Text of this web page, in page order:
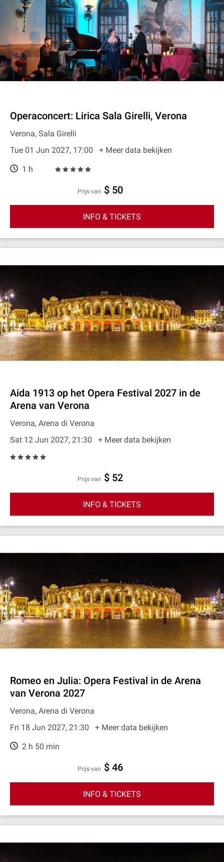
Operaconcert: Lirica Sala Girelli, Verona
Verona, Sala Girelli
Tue 01 Jun 2027, 17:00
+ Meer data bekijken
1 h
prijs van $ 50
INFO & TICKETS
Aida 1913 op het Opera Festival 2027 in de
Arena van Verona
Verona, Arena di Verona
Sat 12 Jun 2027, 21:30
+ Meer data bekijken
prijs van $ 52
INFO & TICKETS
Romeo en Julia: Opera Festival in de Arena
van Verona 2027
Verona, Arena di Verona
Fri 18 Jun 2027, 21:30
+ Meer data bekijken
2 h 50 min
prijs van $ 46
INFO & TICKETS